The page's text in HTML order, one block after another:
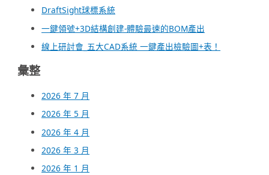
DraftSight球標系統
一鍵領號+3D結構創建-體驗最速的BOM產出
線上研討會_五大CAD系統 一鍵產出檢驗圖+表！
彙整
2026 年 7 月
2026 年 5 月
2026 年 4 月
2026 年 3 月
2026 年 1 月